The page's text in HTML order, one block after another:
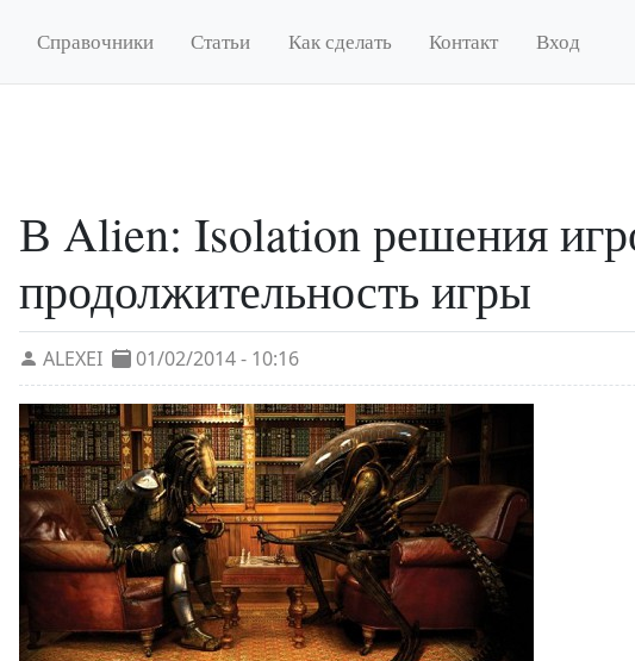
Справочники Статьи Как сделать Контакт Вход
В Alien: Isolation решения
продолжительность игры
ALEXEI 01/02/2014 - 10:16